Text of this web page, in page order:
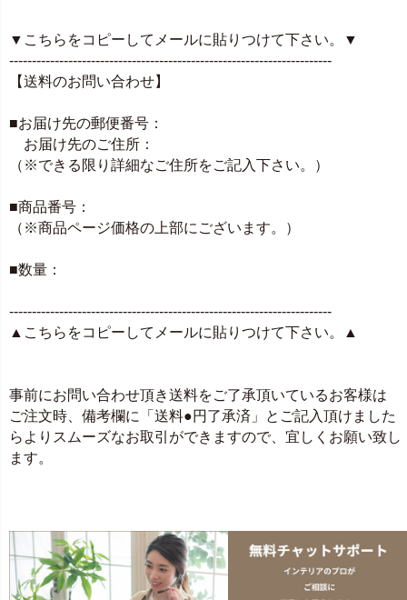
▼こちらをコピーしてメールに貼りつけて下さい。▼
-----------------------------------------------------------------------
【送料のお問い合わせ】
■お届け先の郵便番号：
お届け先のご住所：
（※できる限り詳細なご住所をご記入下さい。）
■商品番号：
（※商品ページ価格の上部にございます。）
■数量：
-----------------------------------------------------------------------
▲こちらをコピーしてメールに貼りつけて下さい。▲
事前にお問い合わせ頂き送料をご了承頂いているお客様は
ご注文時、備考欄に「送料●円了承済」とご記入頂けました
らよりスムーズなお取引ができますので、宜しくお願い致し
ます。